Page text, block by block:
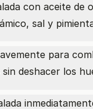
con aceite de
sal y
para
deshacer los